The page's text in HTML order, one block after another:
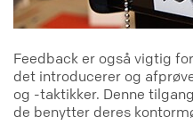
Feedback er også vigtig
det introducerer og
og -taktikker. Denne
de benytter deres